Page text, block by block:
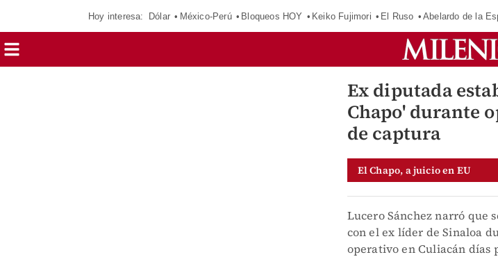
Hoy interesa: Dólar México-Perú Bloqueos HOY Keiko Fujimori El Ruso Abelardo de la
Ex diputada
Chapo' durante
de captura
El Chapo, a juicio en EU
Lucero Sánchez narró que
con el ex líder de Sinaloa
operativo en Culiacán días